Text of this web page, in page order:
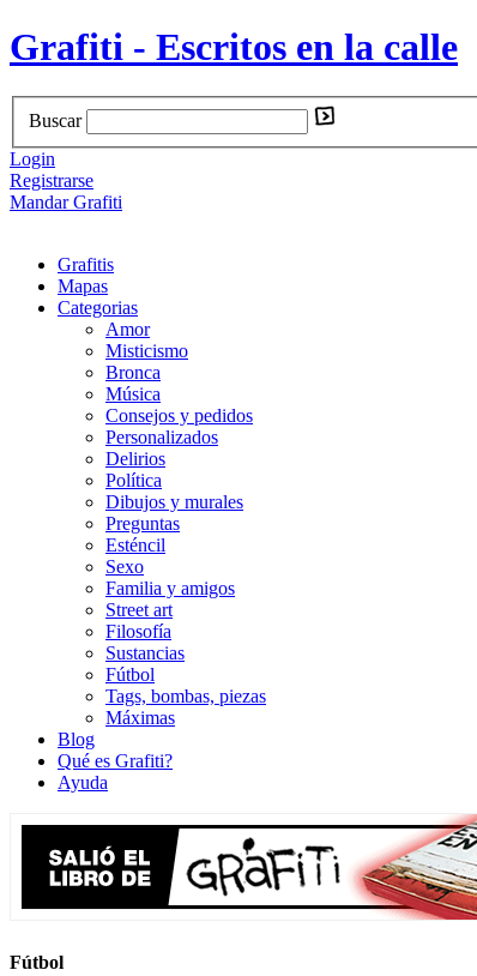
Grafiti - Escritos en la calle
Buscar
Login
Registrarse
Mandar Grafiti
Grafitis
Mapas
Categorias
Amor
Misticismo
Bronca
Música
Consejos y pedidos
Personalizados
Delirios
Política
Dibujos y murales
Preguntas
Esténcil
Sexo
Familia y amigos
Street art
Filosofía
Sustancias
Fútbol
Tags, bombas, piezas
Máximas
Blog
Qué es Grafiti?
Ayuda
Fútbol